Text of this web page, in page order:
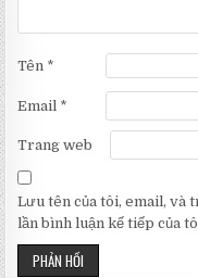
Tên *
Email *
Trang web
Lưu tên của tôi, email, và
lần bình luận kế tiếp của